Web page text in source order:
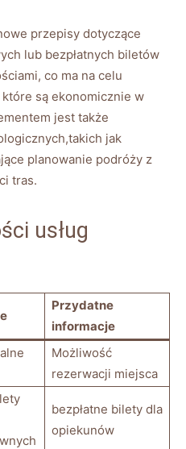
przepisy⁢ dotyczące⁢
lub bezpłatnych ⁣biletów
co ma na celu
są ‌ekonomicznie ​w
jest także
jak
planowanie podróży z
tras.
usług
Przydatne
informacje
Możliwość ​
rezerwacji miejsca
bezpłatne bilety ⁤dla
opiekunów